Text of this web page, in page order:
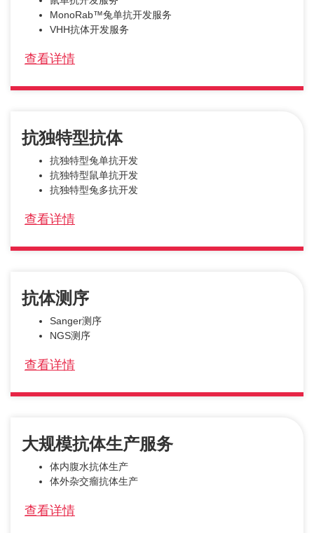
MonoRab™兔单抗开发服务
VHH抗体开发服务
查看详情
抗独特型抗体
抗独特型兔单抗开发
抗独特型鼠单抗开发
抗独特型兔多抗开发
查看详情
抗体测序
Sanger测序
NGS测序
查看详情
大规模抗体生产服务
体内腹水抗体生产
体外杂交瘤抗体生产
查看详情